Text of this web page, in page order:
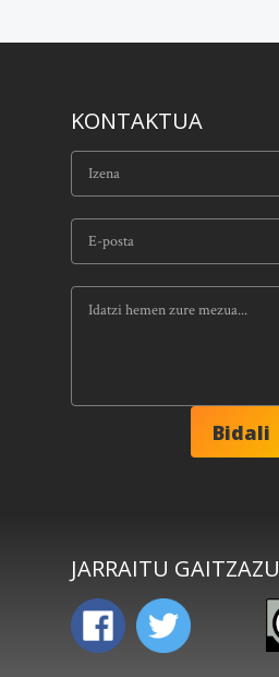
KONTAKTUA
JARRAITU GAITZAZU